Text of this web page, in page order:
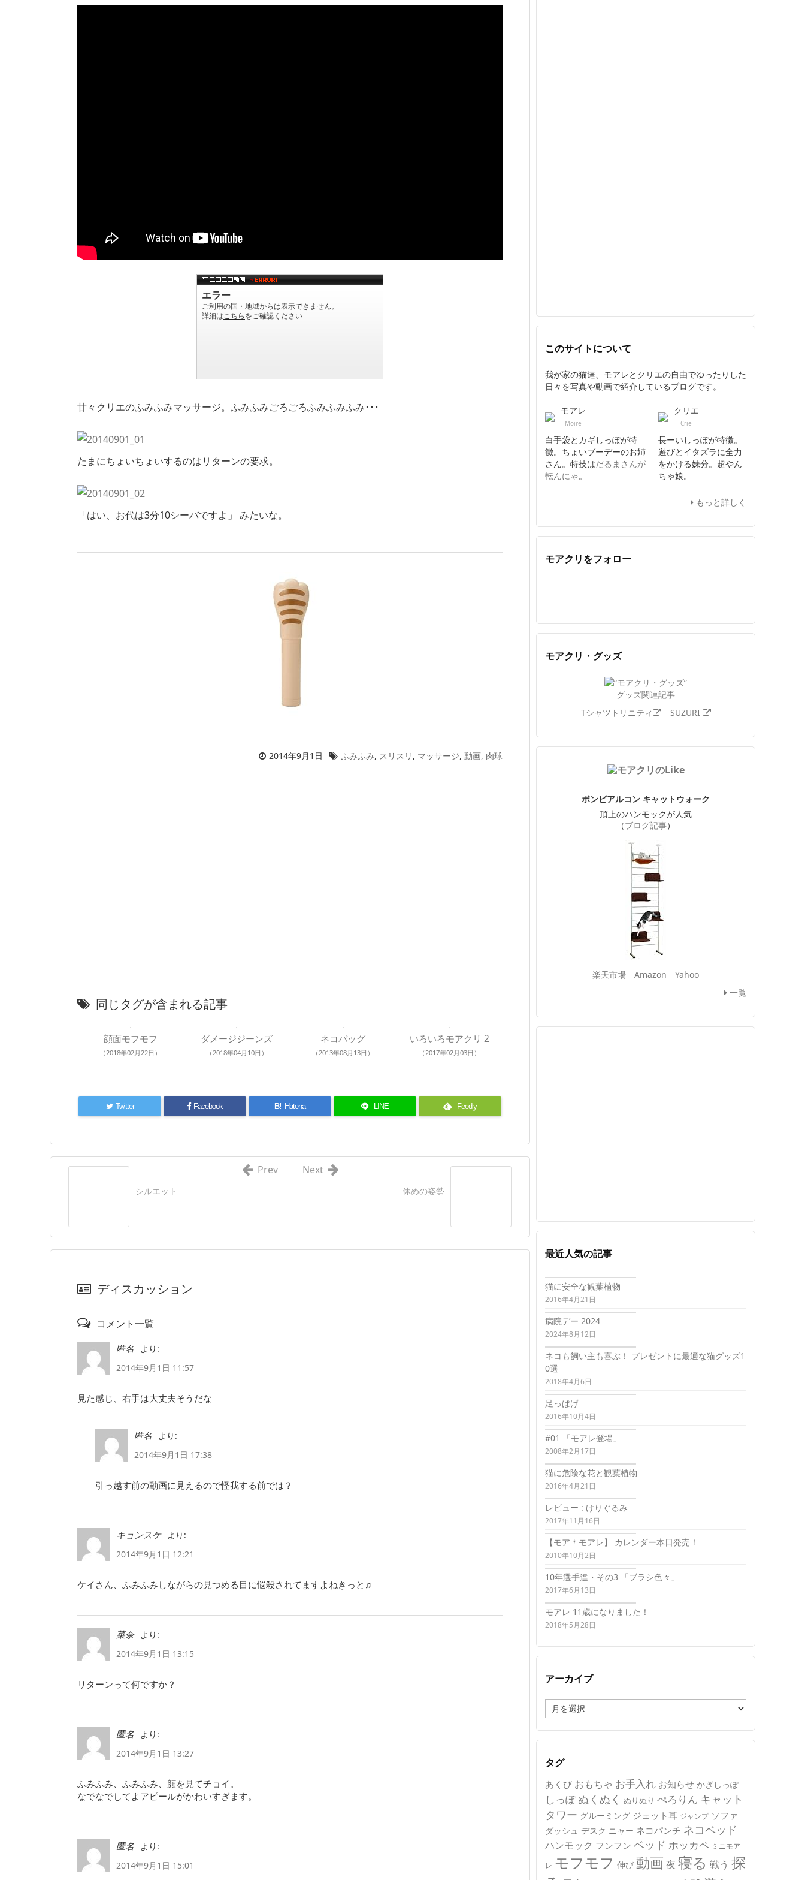
甘々クリエのふみふみマッサージ。ふみふみごろごろふみふみふみ･･･
たまにちょいちょいするのはリターンの要求。
「はい、お代は3分10シーバですよ」 みたいな。
2014年9月1日 ふみふみ, スリスリ , マッサージ, 動画, 肉球
同じタグが含まれる記事
顔面モフモフ
（2018年02月22日）
ダメージジーンズ
（2018年04月10日）
ネコバッグ
（2013年08月13日）
いろいろモアクリ 2
（2017年02月03日）
Twitter Facebook B! Hatena LINE Feedly
休めの姿勢
Next
シルエット
Prev
ディスカッション
コメント一覧
匿名
より:
2014年9月1日 11:57
見た感じ、右手は大丈夫そうだな
匿名
より:
2014年9月1日 17:38
引っ越す前の動画に見えるので怪我する前では？
キョンスケ
より:
2014年9月1日 12:21
ケイさん、ふみふみしながらの見つめる目に悩殺されてますよねきっと♫
菜奈
より:
2014年9月1日 13:15
リターンって何ですか？
匿名
より:
2014年9月1日 13:27
ふみふみ、ふみふみ、顔を見てチョイ。
なでなでしてよアピールがかわいすぎます。
匿名
より:
2014年9月1日 15:01
このサイトについて
我が家の猫達、モアレとクリエの自由でゆったりした
日々を写真や動画で紹介しているブログです。
モアレ
Moire
白手袋とカギしっぽが特
徴。ちょいブーデーのお姉
さん。特技はだるまさんが
転んにゃ。
クリエ
Crie
長ーいしっぽが特徴。
遊びとイタズラに全力
をかける妹分。超やん
ちゃ娘。
もっと詳しく
モアクリをフォロー
モアクリ・グッズ
グッズ関連記事
Tシャツトリニティ
SUZURI
ボンビアルコン キャットウォーク
頂上のハンモックが人気
（ブログ記事）
楽天市場 Amazon
Yahoo
一覧
最近人気の記事
猫に安全な観葉植物
2016年4月21日
病院デー 2024
2024年8月12日
ネコも飼い主も喜ぶ！ プレゼントに最適な猫グッズ1
0選
2018年4月6日
足っぱげ
2016年10月4日
#01 「モアレ登場」
2008年2月17日
猫に危険な花と観葉植物
2016年4月21日
レビュー : けりぐるみ
2017年11月16日
【モア＊モアレ】 カレンダー本日発売！
2010年10月2日
10年選手達・その3 「ブラシ色々」
2017年6月13日
モアレ 11歳になりました！
2018年5月28日
アーカイブ
ー
カ
イ
タグ
あくび おもちゃ お手入れ お知らせ かぎしっぽ
しっぽ ぬくぬく ぬりぬり ぺろりん キャット
タワー グルーミング ジェット耳 ジャンプ ソファ
ダッシュ デスク ニャー ネコパンチ ネコベッド
ハンモック フンフン ベッド ホッカペ ミニモア
レ モフモフ 伸び 動画 夜 寝る 戦う 探